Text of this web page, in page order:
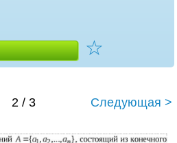
☆
2 / 3 Следующая >